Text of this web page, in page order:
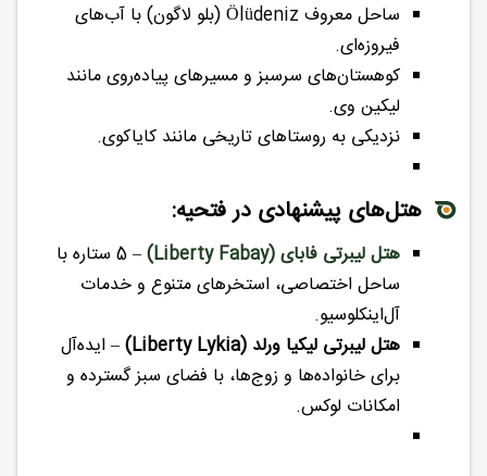
ساحل معروف Ölüdeniz (بلو لاگون) با آب‌های
فیروزه‌ای.
کوهستان‌های سرسبز و مسیرهای پیاده‌روی مانند
لیکین وی.
نزدیکی به روستاهای تاریخی مانند کایاکوی.
هتل‌های پیشنهادی در فتحیه:
هتل لیبرتی فابای (Liberty Fabay)
– 5 ستاره با
ساحل اختصاصی، استخرهای متنوع و خدمات
آل‌اینکلوسیو.
هتل لیبرتی لیکیا ورلد (Liberty Lykia)
– ایده‌آل
برای خانواده‌ها و زوج‌ها، با فضای سبز گسترده و
امکانات لوکس.